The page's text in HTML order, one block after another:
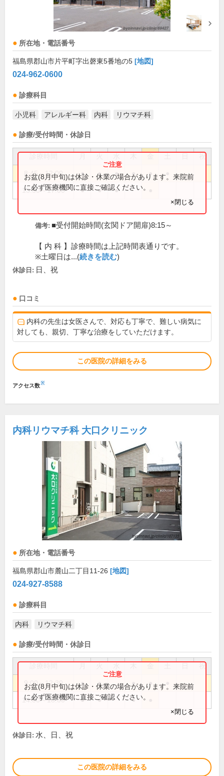
所在地・電話番号
福島県郡山市片平町字出磬東5番地の5 [地図]
024-962-0600
診療科目
小児科 アレルギー科 内科 リウマチ科
診療/受付時間・休診日
祝
8:45～12:00 ● ● ● ● ●
13:30～17:00 ● ● ●
お盆(8月中旬)は休診・休業の場合があります。来院前
に必ず医療機関に直接ご確認ください。
×閉じる
備考: ■受付開始時間(玄関ドア開扉)8:15～
【 内 科 】診療時間は上記時間表通りです。
※土曜日は...(続きを読む)
休診日: 日、祝
口コミ
内科の先生は女医さんで、対応も丁寧で、難しい病気に
対しても、親切、丁寧な治療をしていただけます。
この医院の詳細をみる
アクセス数※
内科リウマチ科 大口クリニック
所在地・電話番号
福島県郡山市麓山二丁目11-26 [地図]
024-927-8588
診療科目
内科 リウマチ科
診療/受付時間・休診日
祝
9:00～12:30 ● ● ● ●
14:00～18:00 ● ● ●
お盆(8月中旬)は休診・休業の場合があります。来院前
に必ず医療機関に直接ご確認ください。
×閉じる
休診日: 水、日、祝
この医院の詳細をみる